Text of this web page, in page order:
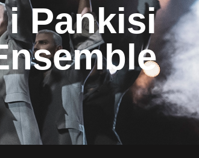
Pankisi